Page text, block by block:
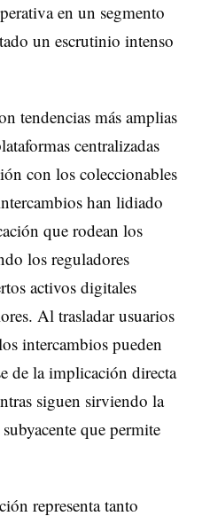
en un segmento
un escrutinio intenso
tendencias más amplias
centralizadas
con los coleccionables
han lidiado
que rodean los
los reguladores
activos digitales
Al trasladar usuarios
intercambios pueden
de la implicación directa
siguen sirviendo la
que permite
representa tanto